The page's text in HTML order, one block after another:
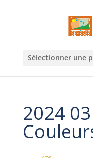
Sélectionner une
2024